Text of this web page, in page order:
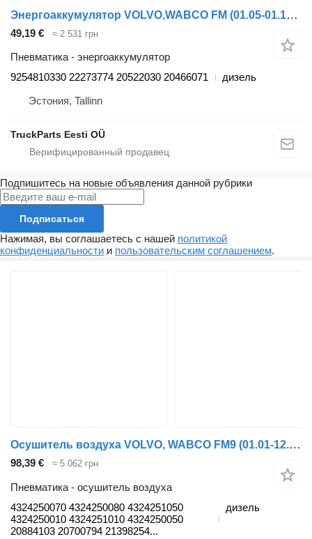
Энергоаккумулятор VOLVO,WABCO FM (01.05-01.14) 9254810330 для тягача Volvo FM7-FM12, FM, FMX (1998-2014)
49,19 € ≈ 2 531 грн
Пневматика - энергоаккумулятор
9254810330 22273774 20522030 20466071
дизель
Эстония, Tallinn
TruckParts Eesti OÜ
Подпишитесь на новые объявления данной рубрики
Подписаться
Нажимая, вы соглашаетесь с нашей политикой
конфиденциальности и пользовательским соглашением.
Осушитель воздуха VOLVO, WABCO FM9 (01.01-12.05) 4324250070 для тягача Volvo FM7-FM12, FM, FMX (1998-2014)
98,39 € ≈ 5 062 грн
Пневматика - осушитель воздуха
4324250070 4324250080 4324251050
4324250010 4324251010 4324250050
20884103 20700794 21398254...
дизель